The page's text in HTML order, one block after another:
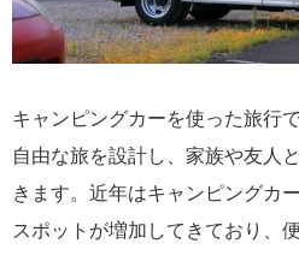
キャンピングカーを使った旅行
自由な旅を設計し、家族や友人
きます。近年はキャンピングカ
スポットが増加してきており、